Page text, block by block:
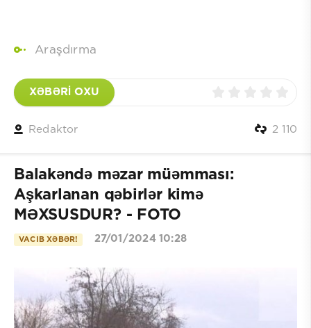
Araşdırma
XƏBƏRİ OXU
Redaktor 2 110
Balakəndə məzar müəmması:
Aşkarlanan qəbirlər kimə
MƏXSUSDUR? - FOTO
VACIB XƏBƏR! 27/01/2024 10:28